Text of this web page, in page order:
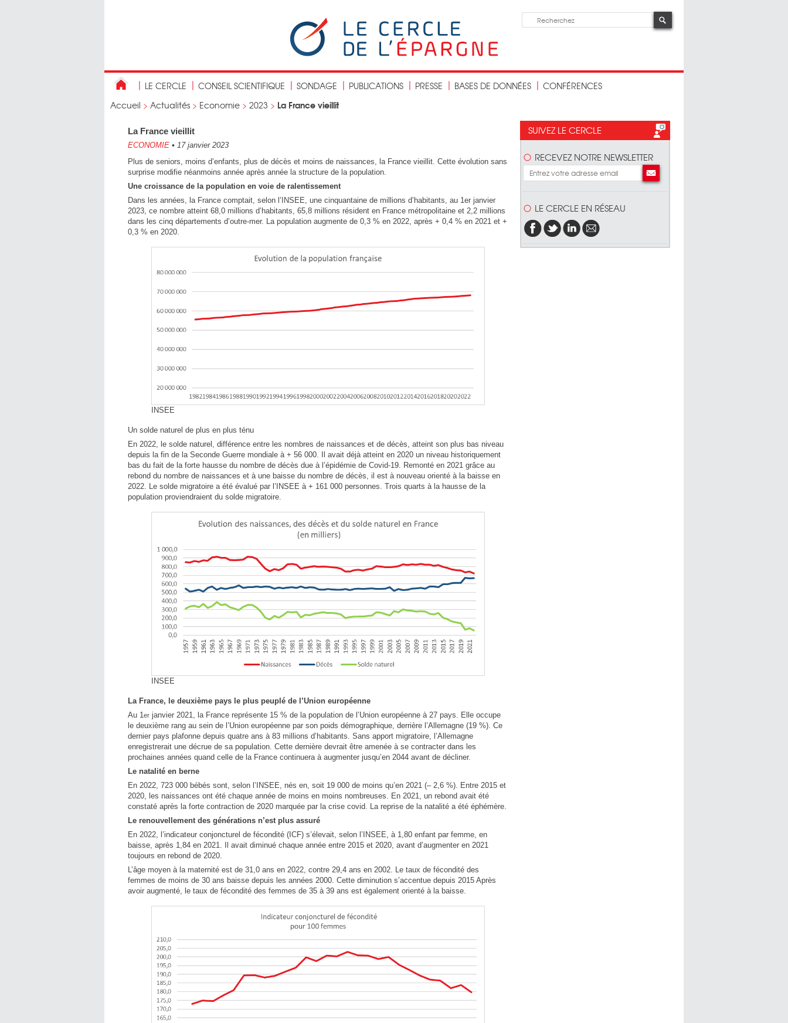
LE CERCLE CONSEIL SCIENTIFIQUE SONDAGE PUBLICATIONS PRESSE BASES DE DONNÉES
CONFÉRENCES
Accueil > Actualités > Economie > 2023 > La France vieillit
La France vieillit
ECONOMIE • 17 janvier 2023
Plus de seniors, moins d’enfants, plus de décès et moins de naissances, la France vieillit. Cette évolution sans
surprise modifie néanmoins année après année la structure de la population.
Une croissance de la population en voie de ralentissement
Dans les années, la France comptait, selon l’INSEE, une cinquantaine de millions d’habitants, au 1er janvier
2023, ce nombre atteint 68,0 millions d’habitants, 65,8 millions résident en France métropolitaine et 2,2 millions
dans les cinq départements d’outre-mer. La population augmente de 0,3 % en 2022, après + 0,4 % en 2021 et +
0,3 % en 2020.
INSEE
Un solde naturel de plus en plus ténu
En 2022, le solde naturel, différence entre les nombres de naissances et de décès, atteint son plus bas niveau
depuis la fin de la Seconde Guerre mondiale à + 56 000. Il avait déjà atteint en 2020 un niveau historiquement
bas du fait de la forte hausse du nombre de décès due à l’épidémie de Covid‑19. Remonté en 2021 grâce au
rebond du nombre de naissances et à une baisse du nombre de décès, il est à nouveau orienté à la baisse en
2022. Le solde migratoire a été évalué par l’INSEE à + 161 000 personnes. Trois quarts à la hausse de la
population proviendraient du solde migratoire.
INSEE
La France, le deuxième pays le plus peuplé de l’Union européenne
Au 1 er janvier 2021, la France représente 15 % de la population de l’Union européenne à 27 pays. Elle occupe
le deuxième rang au sein de l’Union européenne par son poids démographique, derrière l’Allemagne (19 %). Ce
dernier pays plafonne depuis quatre ans à 83 millions d’habitants. Sans apport migratoire, l’Allemagne
enregistrerait une décrue de sa population. Cette dernière devrait être amenée à se contracter dans les
prochaines années quand celle de la France continuera à augmenter jusqu’en 2044 avant de décliner.
Le natalité en berne
En 2022, 723 000 bébés sont, selon l’INSEE, nés en, soit 19 000 de moins qu’en 2021 (– 2,6 %). Entre 2015 et
2020, les naissances ont été chaque année de moins en moins nombreuses. En 2021, un rebond avait été
constaté après la forte contraction de 2020 marquée par la crise covid. La reprise de la natalité a été éphémère.
Le renouvellement des générations n’est plus assuré
En 2022, l’indicateur conjoncturel de fécondité (ICF) s’élevait, selon l’INSEE, à 1,80 enfant par femme, en
baisse, après 1,84 en 2021. Il avait diminué chaque année entre 2015 et 2020, avant d’augmenter en 2021
toujours en rebond de 2020.
L’âge moyen à la maternité est de 31,0 ans en 2022, contre 29,4 ans en 2002. Le taux de fécondité des
femmes de moins de 30 ans baisse depuis les années 2000. Cette diminution s’accentue depuis 2015 Après
avoir augmenté, le taux de fécondité des femmes de 35 à 39 ans est également orienté à la baisse.
SUIVEZ LE CERCLE
RECEVEZ NOTRE NEWSLETTER
LE CERCLE EN RÉSEAU